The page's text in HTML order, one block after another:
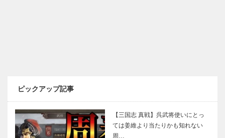
ピックアップ記事
【三国志 真戦】呉武将使いにとっ
ては姜維より当たりかも知れない
周…